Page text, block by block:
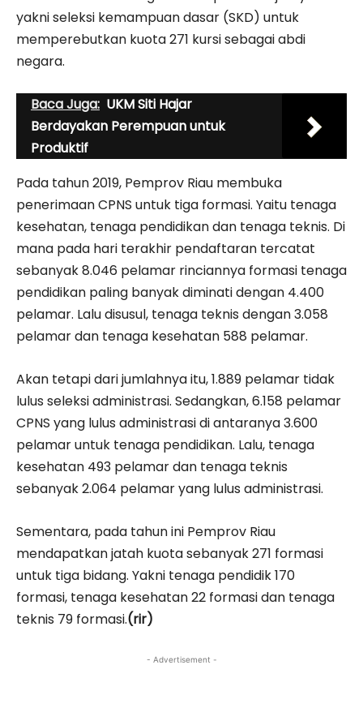
yakni seleksi kemampuan dasar (SKD) untuk
memperebutkan kuota 271 kursi sebagai abdi
negara.
Baca Juga: UKM Siti Hajar
Berdayakan Perempuan untuk
Produktif
Pada tahun 2019, Pemprov Riau membuka
penerimaan CPNS untuk tiga formasi. Yaitu tenaga
kesehatan, tenaga pendidikan dan tenaga teknis. Di
mana pada hari terakhir pendaftaran tercatat
sebanyak 8.046 pelamar rinciannya formasi tenaga
pendidikan paling banyak diminati dengan 4.400
pelamar. Lalu disusul, tenaga teknis dengan 3.058
pelamar dan tenaga kesehatan 588 pelamar.
Akan tetapi dari jumlahnya itu, 1.889 pelamar tidak
lulus seleksi administrasi. Sedangkan, 6.158 pelamar
CPNS yang lulus administrasi di antaranya 3.600
pelamar untuk tenaga pendidikan. Lalu, tenaga
kesehatan 493 pelamar dan tenaga teknis
sebanyak 2.064 pelamar yang lulus administrasi.
Sementara, pada tahun ini Pemprov Riau
mendapatkan jatah kuota sebanyak 271 formasi
untuk tiga bidang. Yakni tenaga pendidik 170
formasi, tenaga kesehatan 22 formasi dan tenaga
teknis 79 formasi.(rir)
- Advertisement -